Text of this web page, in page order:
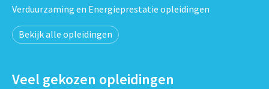
Verduurzaming en Energieprestatie opleidingen
Bekijk alle opleidingen
Veel gekozen opleidingen